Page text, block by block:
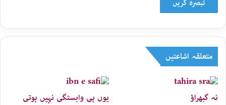
متعلقہ اشاعتیں
نہ گبھراؤ
یوں ہی وابستگی نہیں ہوتی